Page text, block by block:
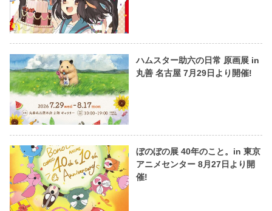
ハムスター助六の日常 原画展 in
丸善 名古屋 7月29日より開催!
ぼのぼの展 40年のこと。in 東京
アニメセンター 8月27日より開
催!